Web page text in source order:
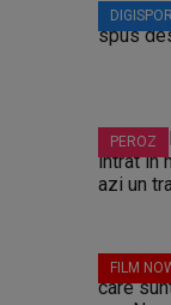
PEROZ
FILM